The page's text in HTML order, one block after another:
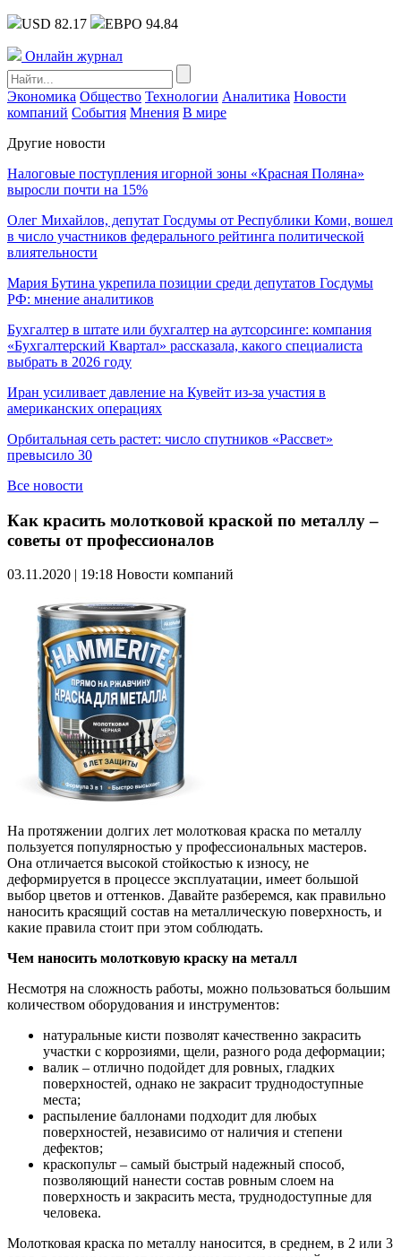
USD 82.17 ЕВРО 94.84
Онлайн журнал
Экономика Общество Технологии Аналитика Новости
компаний События Мнения В мире
Другие новости
Налоговые поступления игорной зоны «Красная Поляна»
выросли почти на 15%
Олег Михайлов, депутат Госдумы от Республики Коми, вошел
в число участников федерального рейтинга политической
влиятельности
Мария Бутина укрепила позиции среди депутатов Госдумы
РФ: мнение аналитиков
Бухгалтер в штате или бухгалтер на аутсорсинге: компания
«Бухгалтерский Квартал» рассказала, какого специалиста
выбрать в 2026 году
Иран усиливает давление на Кувейт из-за участия в
американских операциях
Орбитальная сеть растет: число спутников «Рассвет»
превысило 30
Все новости
Как красить молотковой краской по металлу –
советы от профессионалов
03.11.2020 | 19:18 Новости компаний
На протяжении долгих лет молотковая краска по металлу
пользуется популярностью у профессиональных мастеров.
Она отличается высокой стойкостью к износу, не
деформируется в процессе эксплуатации, имеет большой
выбор цветов и оттенков. Давайте разберемся, как правильно
наносить красящий состав на металлическую поверхность, и
какие правила стоит при этом соблюдать.
Чем наносить молотковую краску на металл
Несмотря на сложность работы, можно пользоваться большим
количеством оборудования и инструментов:
натуральные кисти позволят качественно закрасить
участки с коррозиями, щели, разного рода деформации;
валик – отлично подойдет для ровных, гладких
поверхностей, однако не закрасит труднодоступные
места;
распыление баллонами подходит для любых
поверхностей, независимо от наличия и степени
дефектов;
краскопульт – самый быстрый надежный способ,
позволяющий нанести состав ровным слоем на
поверхность и закрасить места, труднодоступные для
человека.
Молотковая краска по металлу наносится, в среднем, в 2 или 3